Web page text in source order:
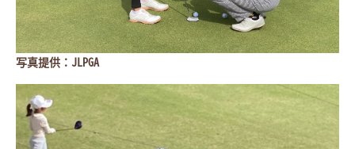
写真提供：JLPGA